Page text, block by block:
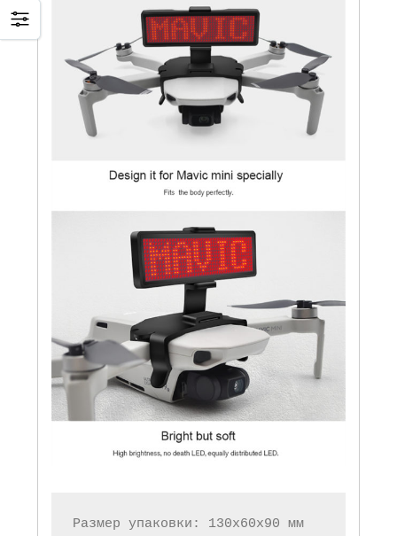
Размер упаковки: 130x60x90 мм